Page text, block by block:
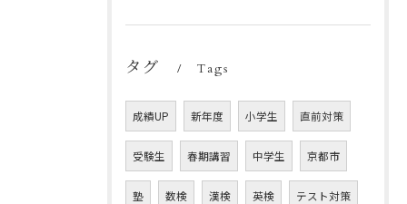
タグ Tags
成績UP 新年度 小学生 直前対策
受験生 春期講習 中学生 京都市
塾 数検 漢検 英検 テスト対策